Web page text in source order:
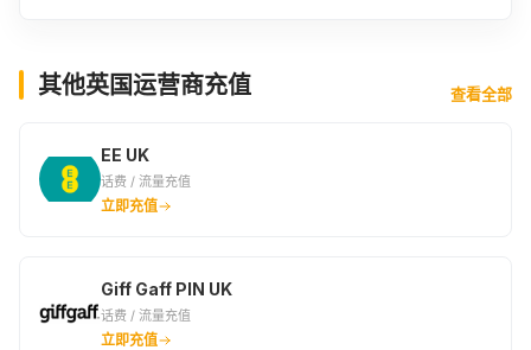
其他英国运营商充值 查看全部
EE UK
话费 / 流量充值
立即充值
Giff Gaff PIN UK
话费 / 流量充值
立即充值